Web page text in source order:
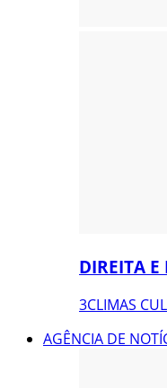
DIREITA E
3CLIMAS
AGÊNCIA DE